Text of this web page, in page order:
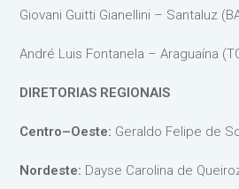
Giovani Guitti Gianellini – Santaluz
André Luis Fontanela – Araguaína
DIRETORIAS REGIONAIS
Centro–Oeste: Geraldo Felipe de
Nordeste: Dayse Carolina de